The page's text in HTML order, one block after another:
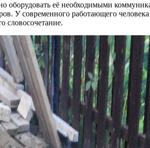
оборудовать её необходимыми
У современного работающего
словосочетание.